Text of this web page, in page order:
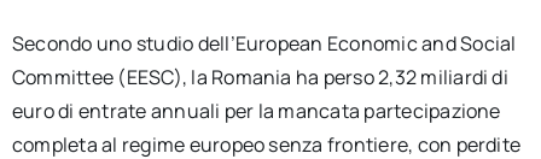
Secondo uno studio dell’European Economic and Social
Committee (EESC), la Romania ha perso 2,32 miliardi di
euro di entrate annuali per la mancata partecipazione
completa al regime europeo senza frontiere, con perdite